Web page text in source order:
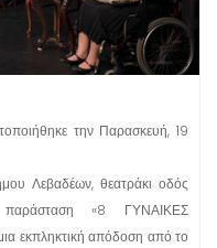
την Παρασκευή, 19
Λεβαδέων, θεατράκι οδός
«8 ΓΥΝΑΙΚΕΣ
εκπληκτική απόδοση από το